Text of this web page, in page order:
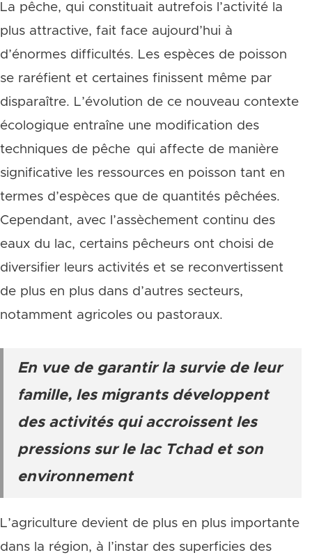
La pêche, qui constituait autrefois l’activité la
plus attractive, fait face aujourd’hui à
d’énormes difficultés. Les espèces de poisson
se raréfient et certaines finissent même par
disparaître. L’évolution de ce nouveau contexte
écologique entraîne une modification des
techniques de pêche qui affecte de manière
significative les ressources en poisson tant en
termes d’espèces que de quantités pêchées.
Cependant, avec l’assèchement continu des
eaux du lac, certains pêcheurs ont choisi de
diversifier leurs activités et se reconvertissent
de plus en plus dans d’autres secteurs,
notamment agricoles ou pastoraux.
En vue de garantir la survie de leur
famille, les migrants développent
des activités qui accroissent les
pressions sur le lac Tchad et son
environnement
L’agriculture devient de plus en plus importante
dans la région, à l’instar des superficies des